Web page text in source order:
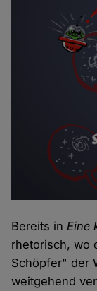
Bereits in Eine
rhetorisch, wo
Schöpfer" der
weitgehend